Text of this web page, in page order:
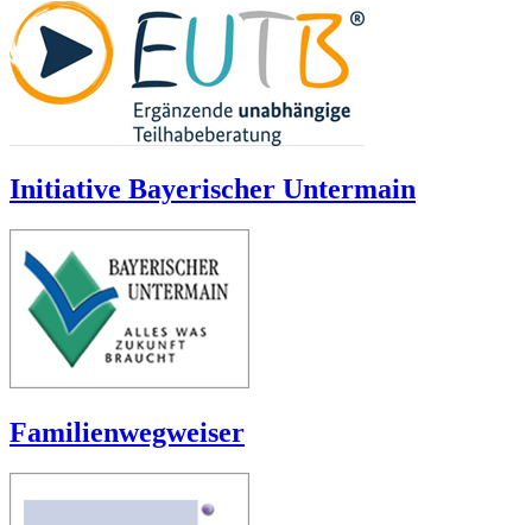
Initiative Bayerischer Untermain
Familienwegweiser